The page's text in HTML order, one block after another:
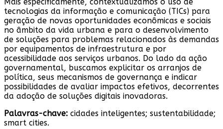
tecnologias da informação e comunicação (TICs) para
geração de novas oportunidades econômicas e sociais
no âmbito da vida urbana e para o desenvolvimento
de soluções para problemas relacionados às demandas
por equipamentos de infraestrutura e por
acessibilidade aos serviços urbanos. Do lado da ação
governamental, buscamos explicitar os arranjos de
política, seus mecanismos de governança e indicar
possibilidades de avaliar impactos efetivos, decorrentes
da adoção de soluções digitais inovadoras.
Palavras-chave: cidades inteligentes; sustentabilidade;
smart cities.